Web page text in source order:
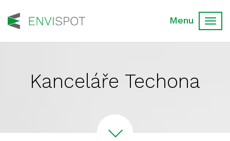
Kanceláře Techona